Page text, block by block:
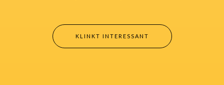
KLINKT INTERESSANT